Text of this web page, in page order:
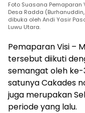
Foto Suasana
Desa Radda
dibuka oleh Andi Yasir
Luwu Utara.
Pemaparan Visi –
tersebut diikuti
semangat oleh ke-
satunya Cakades
juga merupakan
periode yang lalu.